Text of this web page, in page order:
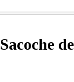
Sacoche de